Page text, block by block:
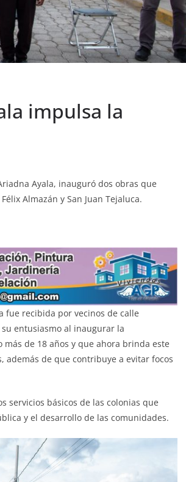
impulsa la
Ayala, inauguró dos obras que
Almazán y San Juan Tejaluca.
fue recibida por vecinos de calle
entusiasmo al inaugurar la
de 18 años y que ahora brinda este
además de que contribuye a evitar focos
servicios básicos de las colonias que
y el desarrollo de las comunidades.